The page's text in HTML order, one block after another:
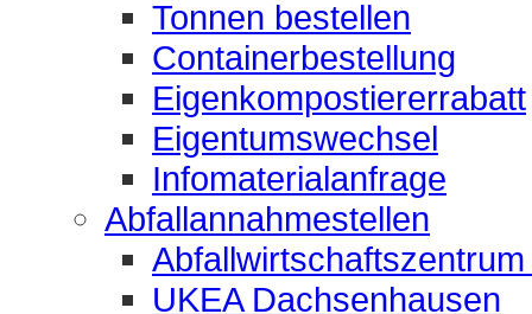
Tonnen bestellen
Containerbestellung
Eigenkompostiererrabatt
Eigentumswechsel
Infomaterialanfrage
Abfallannahmestellen
UKEA Dachsenhausen